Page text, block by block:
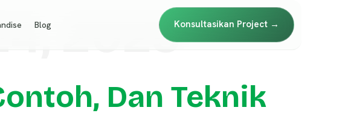
Blog Konsultasikan Project →
2025
Dan Teknik